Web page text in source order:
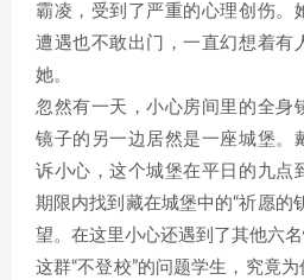
霸凌，受到了严重的心理创伤。
遭遇也不敢出门，一直幻想着有
她。
忽然有一天，小心房间里的全身
镜子的另一边居然是一座城堡。
诉小心，这个城堡在平日的九点
期限内找到藏在城堡中的“祈愿的
望。在这里小心还遇到了其他六名
这群“不登校”的问题学生，究竟